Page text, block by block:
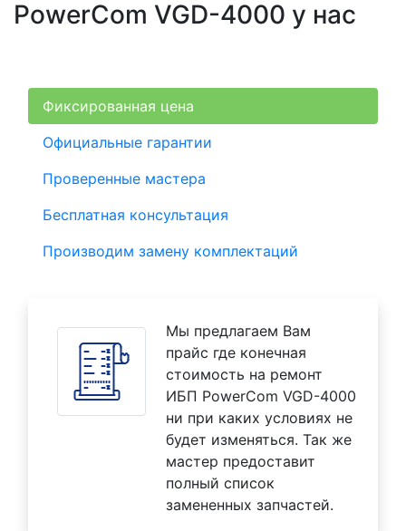
PowerCom VGD-4000 у нас
Фиксированная цена
Официальные гарантии
Проверенные мастера
Бесплатная консультация
Производим замену комплектаций
Мы предлагаем Вам
прайс где конечная
стоимость на ремонт
ИБП PowerCom VGD-4000
ни при каких условиях не
будет изменяться. Так же
мастер предоставит
полный список
замененных запчастей.